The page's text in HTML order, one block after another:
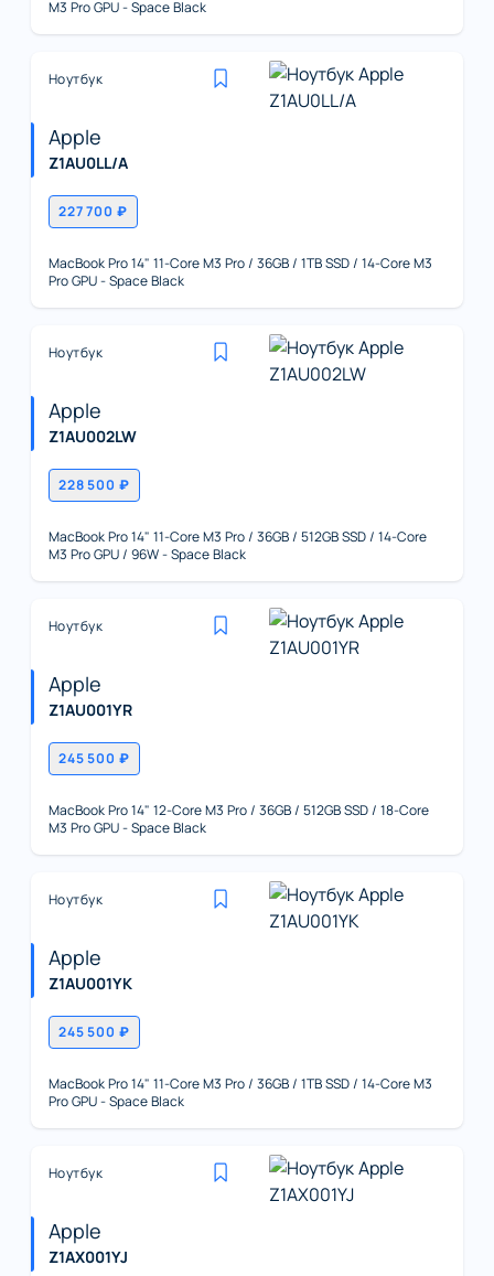
M3 Pro GPU - Space Black
Ноутбук
Apple
Z1AU0LL/A
227 700 ₽
MacBook Pro 14" 11-Core M3 Pro / 36GB / 1TB SSD / 14-Core M3
Pro GPU - Space Black
Ноутбук
Apple
Z1AU002LW
228 500 ₽
MacBook Pro 14" 11-Core M3 Pro / 36GB / 512GB SSD / 14-Core
M3 Pro GPU / 96W - Space Black
Ноутбук
Apple
Z1AU001YR
245 500 ₽
MacBook Pro 14" 12-Core M3 Pro / 36GB / 512GB SSD / 18-Core
M3 Pro GPU - Space Black
Ноутбук
Apple
Z1AU001YK
245 500 ₽
MacBook Pro 14" 11-Core M3 Pro / 36GB / 1TB SSD / 14-Core M3
Pro GPU - Space Black
Ноутбук
Apple
Z1AX001YJ